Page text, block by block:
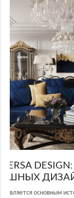
GLAZOV
Glazov Design